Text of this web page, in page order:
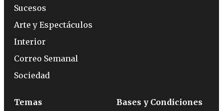
Sucesos
Arte y Espectáculos
Interior
Correo Semanal
Sociedad
Temas Bases y Condiciones